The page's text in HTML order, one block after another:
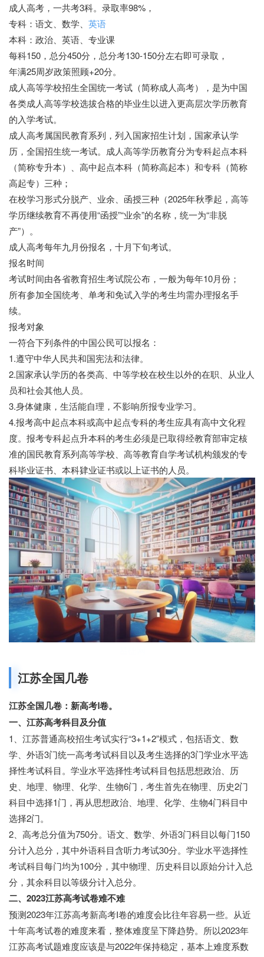
成人高考，一共考3科。录取率98%，
专科：语文、数学、 英语
本科：政治、英语、专业课
每科150，总分450分，总分考130-150分左右即可录取，
年满25周岁政策照顾+20分。
成人高等学校招生全国统一考试（简称成人高考），是为中国
各类成人高等学校选拔合格的毕业生以进入更高层次学历教育
的入学考试。
成人高考属国民教育系列，列入国家招生计划，国家承认学
历，全国招生统一考试。成人高等学历教育分为专科起点本科
（简称专升本）、高中起点本科（简称高起本）和专科（简称
高起专）三种；
在校学习形式分脱产、业余、函授三种（2025年秋季起，高等
学历继续教育不再使用“函授”“业余”的名称，统一为“非脱
产”）。
成人高考每年九月份报名，十月下旬考试。
报名时间
考试时间由各省教育招生考试院公布，一般为每年10月份；
所有参加全国统考、单考和免试入学的考生均需办理报名手
续。
报考对象
一符合下列条件的中国公民可以报名：
1.遵守中华人民共和国宪法和法律。
2.国家承认学历的各类高、中等学校在校生以外的在职、从业人
员和社会其他人员。
3.身体健康，生活能自理，不影响所报专业学习。
4.报考高中起点本科或高中起点专科的考生应具有高中文化程
度。报考专科起点升本科的考生必须是已取得经教育部审定核
准的国民教育系列高等学校、高等教育自学考试机构颁发的专
科毕业证书、本科肄业证书或以上证书的人员。
江苏全国几卷
江苏全国几卷：新高考Ⅰ卷。
一、江苏高考科目及分值
1、江苏普通高校招生考试实行“3+1+2”模式，包括语文、数
学、外语3门统一高考考试科目以及考生选择的3门学业水平选
择性考试科目。学业水平选择性考试科目包括思想政治、历
史、地理、物理、化学、生物6门，考生首先在物理、历史2门
科目中选择1门，再从思想政治、地理、化学、生物4门科目中
选择2门。
2、高考总分值为750分。语文、数学、外语3门科目以每门150
分计入总分，其中外语科目含听力考试30分。学业水平选择性
考试科目每门均为100分，其中物理、历史科目以原始分计入总
分，其余科目以等级分计入总分。
二、2023江苏高考试卷难不难
预测2023年江苏高考新高考I卷的难度会比往年容易一些。从近
十年高考试卷的难度来看，整体难度呈下降趋势。所以2023年
江苏高考试题难度应该是与2022年保持稳定，基本上难度系数